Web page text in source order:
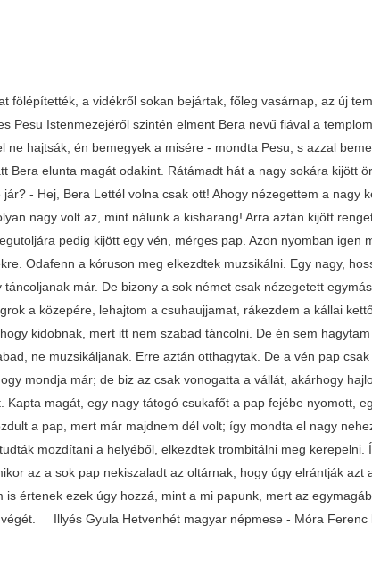
fölépítették, a vidékről sokan bejártak, főleg vasárnap, az új
Pesu Istenmezejéről szintén elment Bera nevű fiával a
ne hajtsák; én bemegyek a misére - mondta Pesu, s azzal
Bera elunta magát odakint. Rátámadt hát a nagy sokára kijött
- Hej, Bera Lettél volna csak ott! Ahogy nézegettem a nagy
nagy volt az, mint nálunk a kisharang! Arra aztán kijött
pedig kijött egy vén, mérges pap. Azon nyomban igen
Odafenn a kóruson meg elkezdtek muzsikálni. Egy nagy,
már. De bizony a sok német csak nézegetett
a közepére, lehajtom a csuhaujjamat, rákezdem a kállai
kidobnak, mert itt nem szabad táncolni. De én sem
ne muzsikáljanak. Erre aztán otthagytak. De a vén pap
mondja már; de biz az csak vonogatta a vállát, akárhogy
Kapta magát, egy nagy tátogó csukafőt a pap fejébe nyomott,
a pap, mert már majdnem dél volt; így mondta el nagy
mozdítani a helyéből, elkezdtek trombitálni meg kerepelni.
az a sok pap nekiszaladt az oltárnak, hogy úgy elrántják azt
is értenek ezek úgy hozzá, mint a mi papunk, mert az
Illyés Gyula Hetvenhét magyar népmese - Móra Ferenc